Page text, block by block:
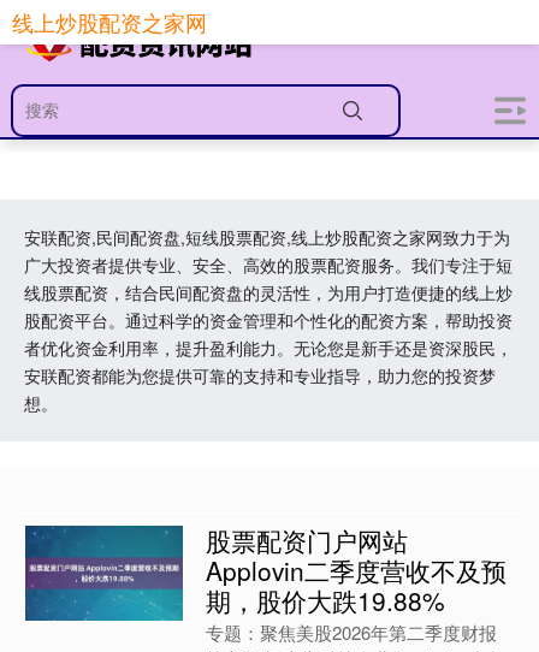
安联配资,民间配资盘,短线股票配资,线上炒股配资之家网致力于为
广大投资者提供专业、安全、高效的股票配资服务。我们专注于短
线股票配资，结合民间配资盘的灵活性，为用户打造便捷的线上炒
股配资平台。通过科学的资金管理和个性化的配资方案，帮助投资
者优化资金利用率，提升盈利能力。无论您是新手还是资深股民，
安联配资都能为您提供可靠的支持和专业指导，助力您的投资梦
想。
线上炒股配资之家网
股票配资门户网站
Applovin二季度营收不及预
期，股价大跌19.88%
专题：聚焦美股2026年第二季度财报